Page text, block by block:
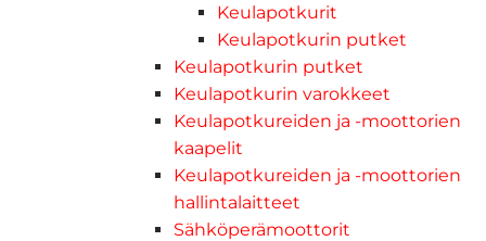
Keulapotkurit
Keulapotkurin putket
Keulapotkurin putket
Keulapotkurin varokkeet
Keulapotkureiden ja -moottorien
kaapelit
Keulapotkureiden ja -moottorien
hallintalaitteet
Sähköperämoottorit